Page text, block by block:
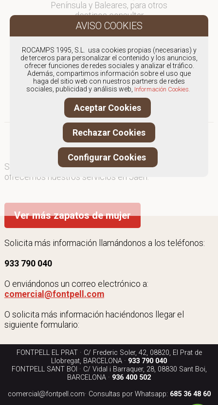
Península y Baleares, para otros
destinos consultar
en comercial@fontpell.com.
Los envíos a Jaén gestionados
entre semana se entregarán en
menos de 48 horas; los pedidos
realizados en fin de semana, el
producto se enviará a partir del
lunes.
Somos especialistas en Zapatos de mujer
ofrecemos nuestros servicios en Jaén.
Ver más zapatos de mujer
Solicita más información llamándonos a los teléfonos:
933 790 040
O enviándonos un correo electrónico a:
comercial@fontpell.com
O solicita más información haciéndonos llegar el
siguiente formulario:
FONTPELL EL PRAT · C/ Frederic Soler, 42, 08820, El Prat de
Llobregat, BARCELONA · 933 790 040
FONTPELL SANT BOI · C/ Vidal i Barraquer, 28, 08830 Sant Boi,
BARCELONA · 936 400 502
comercial@fontpell.com· Consultas por Whatsapp: 685 36 48 60
ROCAMPS 1995, S.L. usa cookies propias (necesarias) y
de terceros para personalizar el contenido y los anuncios,
ofrecer funciones de redes sociales y analizar el tráfico.
Además, compartimos información sobre el uso que
haga del sitio web con nuestros partners de redes
sociales, publicidad y análisis web, Información Cookies.
Aceptar Cookies
Rechazar Cookies
Configurar Cookies